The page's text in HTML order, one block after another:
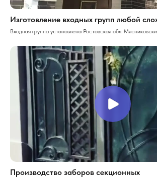
Изготовление входных групп любой
Входная группа установлена Ростовская обл.
Производство заборов секционных